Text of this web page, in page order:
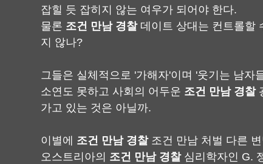
잡힐 듯 잡히지 않는 여우가 되어야 한다.
물론 조건 만남 경찰 데이트 상대는 컨트롤할
지 않나?
그들은 실체적으로 '가해자'이며 '웃기는 남자
소연도 못하고 사회의 어두운 조건 만남 경찰
가고 있는 것은 아닐까.
이별에 조건 만남 경찰 조건 만남 처벌 다른
오스트리아의 조건 만남 경찰 심리학자인 G.